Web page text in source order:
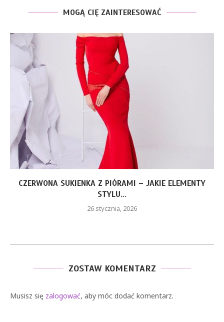
MOGĄ CIĘ ZAINTERESOWAĆ
CZERWONA SUKIENKA Z PIÓRAMI – JAKIE ELEMENTY
STYLU...
26 stycznia, 2026
ZOSTAW KOMENTARZ
Musisz się zalogować, aby móc dodać komentarz.